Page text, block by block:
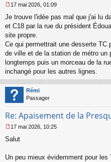
e
s
s
g
e
n
o
n
l
u
17 mai 2026, 01:09
Je trouve l'idée pas mal que j'ai lu
et C18 par la rue du président
site propre.
Ce qui permettrait une desserte TC
de ville et de la station de métro un
longtemps puis un morceau de la
inchangé pour les autres lignes.
Rémi
Passager
Re: Apaisement de la
e
s
17 mai 2026, 10:25
Salut
Un peu mieux évidemment pour les